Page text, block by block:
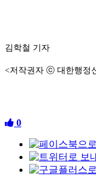
김학철 기자
<저작권자 ⓒ 대한행정
0